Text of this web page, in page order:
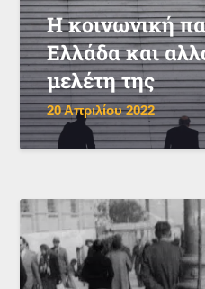
Η κοινωνική
Ελλάδα και
μελέτη της
20 Απριλίου 2022